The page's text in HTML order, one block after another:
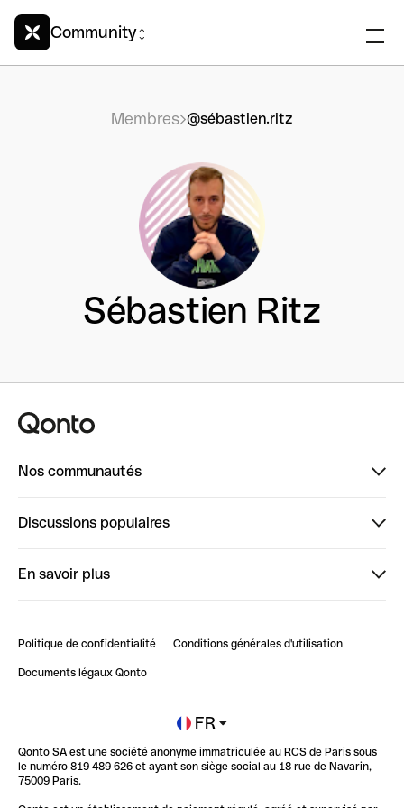
Community
Membres @sébastien.ritz
Sébastien Ritz
Nos communautés
ClubQonto
Discussions populaires
Impact de l'IA sur les carrières/productivité
En savoir plus
Blog
Newsroom
Glossaire finance
Politique de confidentialité Conditions générales d'utilisation
Documents légaux Qonto
FR
Qonto SA est une société anonyme immatriculée au RCS de Paris sous
le numéro 819 489 626 et ayant son siège social au 18 rue de Navarin,
75009 Paris.